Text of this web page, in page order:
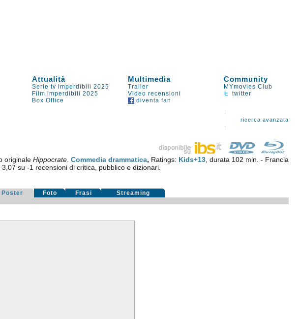
Attualità Multimedia Community
Serie tv imperdibili 2025 Trailer
MYmovies Club
Film imperdibili 2025 Video recensioni
twitter
Box Office diventa fan
ricerca avanzata
originaleHippocrate .Commedia drammatica, Ratings: Kids+13 , durata 102 min. - Francia
3,07 su -1 recensioni di critica, pubblico e dizionari.
Poster Foto Frasi Streaming